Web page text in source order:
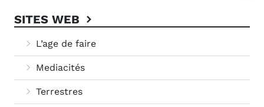
SITES WEB
L’age de faire
Mediacités
Terrestres